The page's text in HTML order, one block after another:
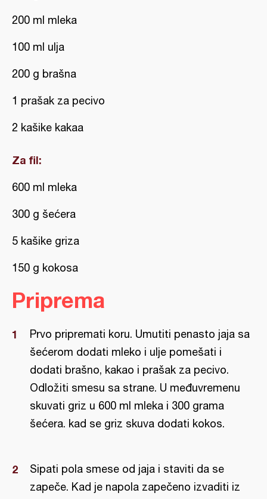
200 ml mleka
100 ml ulja
200 g brašna
1 prašak za pecivo
2 kašike kakaa
Za fil:
600 ml mleka
300 g šećera
5 kašike griza
150 g kokosa
Priprema
Prvo pripremati koru. Umutiti penasto jaja sa
šećerom dodati mleko i ulje pomešati i
dodati brašno, kakao i prašak za pecivo.
Odložiti smesu sa strane. U međuvremenu
skuvati griz u 600 ml mleka i 300 grama
šećera. kad se griz skuva dodati kokos.
Sipati pola smese od jaja i staviti da se
zapeče. Kad je napola zapečeno izvaditi iz